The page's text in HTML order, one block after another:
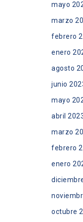
mayo
marzo
febrero
enero
agosto
junio
mayo
abril
marzo
febrero
enero
octubre